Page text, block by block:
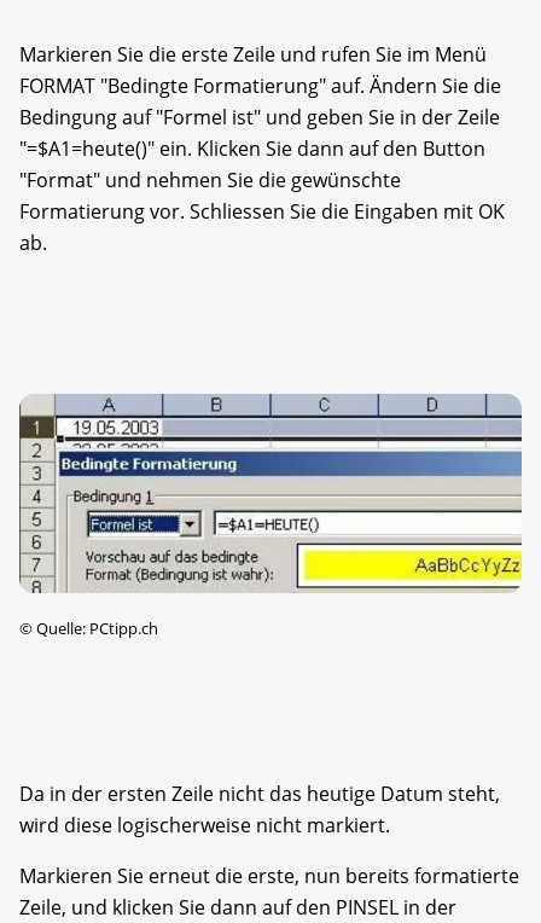
Markieren Sie die erste Zeile und rufen Sie im Menü
FORMAT "Bedingte Formatierung" auf. Ändern Sie die
Bedingung auf "Formel ist" und geben Sie in der Zeile
"=$A1=heute()" ein. Klicken Sie dann auf den Button
"Format" und nehmen Sie die gewünschte
Formatierung vor. Schliessen Sie die Eingaben mit OK
ab.
©Quelle: PCtipp.ch
Da in der ersten Zeile nicht das heutige Datum steht,
wird diese logischerweise nicht markiert.
Markieren Sie erneut die erste, nun bereits formatierte
Zeile, und klicken Sie dann auf den PINSEL in der